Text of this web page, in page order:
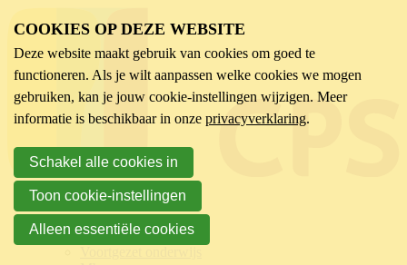
Sector
Kinderopvang
Basisonderwijs
COOKIES OP DEZE WEBSITE
Deze website maakt gebruik van cookies om goed te
functioneren. Als je wilt aanpassen welke cookies we mogen
gebruiken, kan je jouw cookie-instellingen wijzigen. Meer
informatie is beschikbaar in onze privacyverklaring.
Schakel alle cookies in
Toon cookie-instellingen
Alleen essentiële cookies